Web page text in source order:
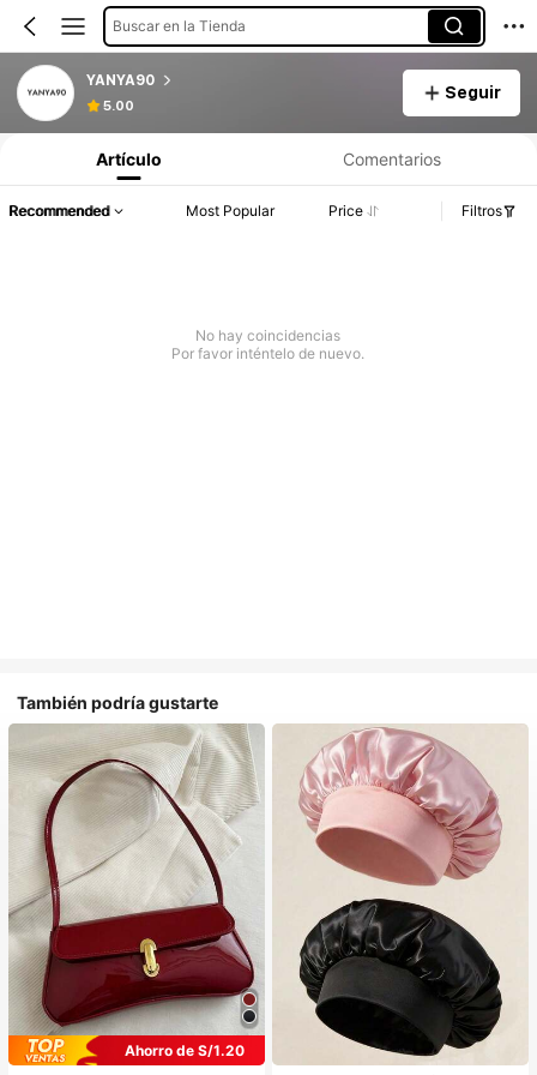
Buscar en la Tienda
YANYA90
5.00
Seguir
Artículo Comentarios
Recommended Most Popular Price Filtros
No hay coincidencias
Por favor inténtelo de nuevo.
También podría gustarte
Ahorro de S/1.20
#1 Más vendidos
en Multicolor Gorros para el pelo para mujer
Establecido hace 1 año